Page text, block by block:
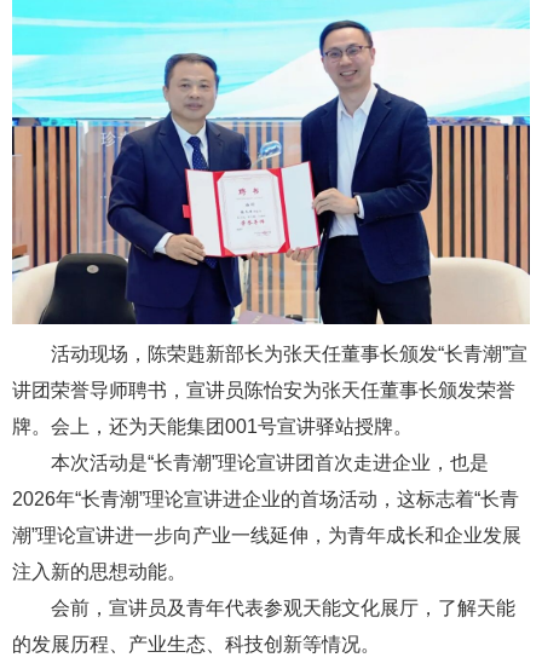
活动现场，陈荣韪新部长为张天任董事长颁发“长青潮”宣
讲团荣誉导师聘书，宣讲员陈怡安为张天任董事长颁发荣誉
牌。会上，还为天能集团001号宣讲驿站授牌。
本次活动是“长青潮”理论宣讲团首次走进企业，也是
2026年“长青潮”理论宣讲进企业的首场活动，这标志着“长青
潮”理论宣讲进一步向产业一线延伸，为青年成长和企业发展
注入新的思想动能。
会前，宣讲员及青年代表参观天能文化展厅，了解天能
的发展历程、产业生态、科技创新等情况。